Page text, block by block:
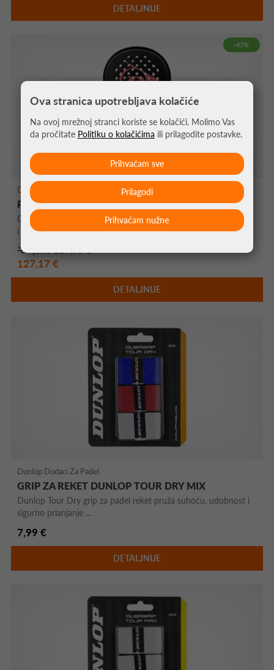
DETALJNIJE
-47%
Dunlop Padel Reket
PADEL REKET DUNLOP GALACTICA OS 2025
Dunlop Galactica OS 3K karbon, Pro EVA i Tri-Max za kontrolu
i stabilnost
*umjesto 239,95 €
127,17 €
DETALJNIJE
Dunlop Dodaci Za Padel
GRIP ZA REKET DUNLOP TOUR DRY MIX
Dunlop Tour Dry grip za padel reket pruža suhoću, udobnost i
sigurno prianjanje ...
7,99 €
DETALJNIJE
Ova stranica upotrebljava kolačiće
Na ovoj mrežnoj stranci koriste se kolačići. Molimo Vas
da pročitate Politiku o kolačićima ili prilagodite postavke.
Prihvaćam nužne
Prilagodi
Prihvaćam sve